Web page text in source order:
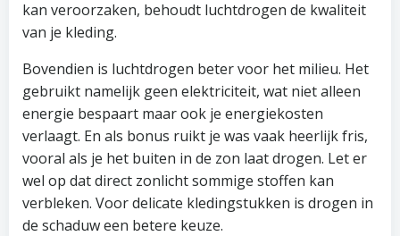
kan veroorzaken, behoudt luchtdrogen de kwaliteit
van je kleding.
Bovendien is luchtdrogen beter voor het milieu. Het
gebruikt namelijk geen elektriciteit, wat niet alleen
energie bespaart maar ook je energiekosten
verlaagt. En als bonus ruikt je was vaak heerlijk fris,
vooral als je het buiten in de zon laat drogen. Let er
wel op dat direct zonlicht sommige stoffen kan
verbleken. Voor delicate kledingstukken is drogen in
de schaduw een betere keuze.